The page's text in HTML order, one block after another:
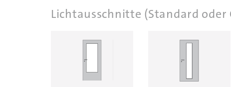
Lichtausschnitte (Standard oder